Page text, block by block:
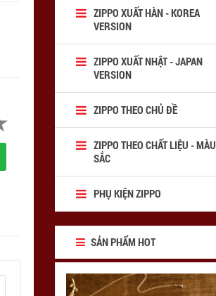
ZIPPO XUẤT HÀN - KOREA
VERSION
ZIPPO XUẤT NHẬT - JAPAN
VERSION
ZIPPO THEO CHỦ ĐỀ
ZIPPO THEO CHẤT LIỆU - MÀU
SẮC
PHỤ KIỆN ZIPPO
SẢN PHẨM HOT